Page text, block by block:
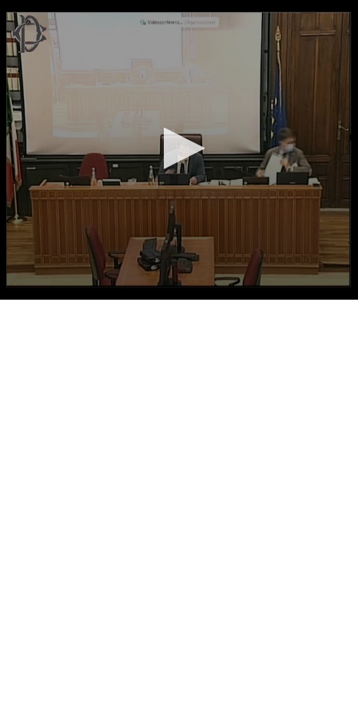
Vai al contenuto principale
WebTV Camera dei Deputati
Vai al menu di navigazione
Contenuto
Fine contenuto
Vai al contenuto principale Vai al menu di navigazione